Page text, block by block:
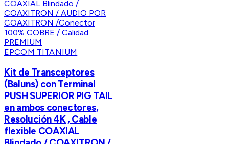
EPCOM TITANIUM
Kit de Transceptores
(Baluns) con Terminal
PUSH SUPERIOR PIG TAIL
en ambos conectores,
Resolución 4K , Cable
flexible COAXIAL